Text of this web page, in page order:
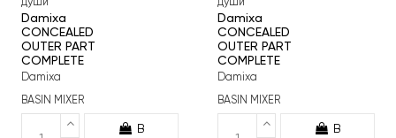
Damixa
CONCEALED
OUTER PART
COMPLETE
Damixa
BASIN MIXER
В
Damixa
CONCEALED
OUTER PART
COMPLETE
Damixa
BASIN MIXER
В